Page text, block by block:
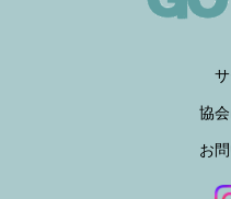
協
お